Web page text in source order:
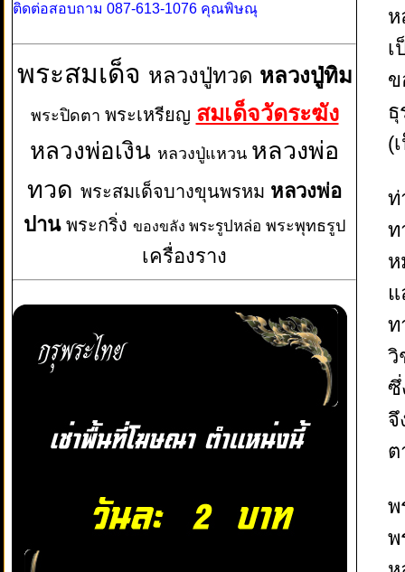
ติดต่อสอบถาม 087-613-1076 คุณพิษณุ
พระสมเด็จ หลวงปู่ทวด หลวงปู่ทิม
พระปิดตา พระเหรียญ สมเด็จวัดระฆัง
หลวงพ่อเงิน หลวงปู่แหวน หลวงพ่อ
ทวด พระสมเด็จบางขุนพรหม หลวงพ่อ
ปาน พระกริ่ง ของขลัง พระรูปหล่อ พระพุทธรูป
เครื่องราง
ห
เ
ข
ธุ
(
ท่
ท
ห
ท
วิ
ซึ่
จึ
ต
พ
พ